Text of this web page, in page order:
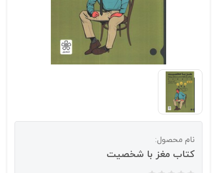
نام محصول:
کتاب مغز با شخصیت